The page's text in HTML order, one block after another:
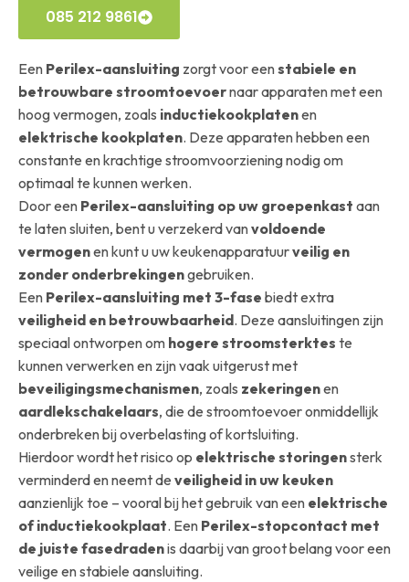
085 212 9861
Een Perilex-aansluiting zorgt voor eenstabiele en
betrouwbare stroomtoevoernaar apparaten met een
hoog vermogen, zoals inductiekookplatenen
elektrische kookplaten. Deze apparaten hebben een
constante en krachtige stroomvoorziening nodig om
optimaal te kunnen werken.
Door een Perilex-aansluiting op uw groepenkast aan
te laten sluiten, bent u verzekerd vanvoldoende
vermogenen kunt u uw keukenapparatuurveilig en
zonder onderbrekingengebruiken.
Een Perilex-aansluiting met 3-fase biedt extra
veiligheid en betrouwbaarheid. Deze aansluitingen zijn
speciaal ontworpen om hogere stroomsterktes te
kunnen verwerken en zijn vaak uitgerust met
beveiligingsmechanismen, zoals zekeringenen
aardlekschakelaars, die de stroomtoevoer onmiddellijk
onderbreken bij overbelasting of kortsluiting.
Hierdoor wordt het risico op elektrische storingensterk
verminderd en neemt de veiligheid in uw keuken
aanzienlijk toe – vooral bij het gebruik van een elektrische
of inductiekookplaat. Een Perilex-stopcontact met
de juiste fasedradenis daarbij van groot belang voor een
veilige en stabiele aansluiting.